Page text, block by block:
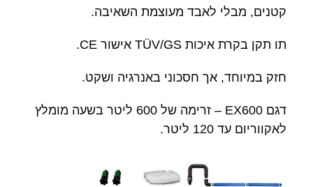
קטנים, מבלי לאבד מעוצמת השאיבה.
תו תקן בקרת איכות TÜV/GS אישור CE.
חזק במיוחד, אך חסכוני באנרגיה ושקט.
דגם EX600 – זרימה של 600 ליטר בשעה מומלץ
לאקווריום עד 120 ליטר.